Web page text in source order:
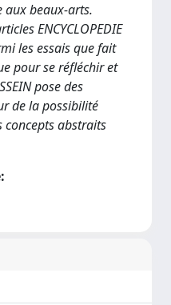
aux beaux-arts.
ENCYCLOPEDIE
les essais que fait
pour se réfléchir et
pose des
de la possibilité
concepts abstraits